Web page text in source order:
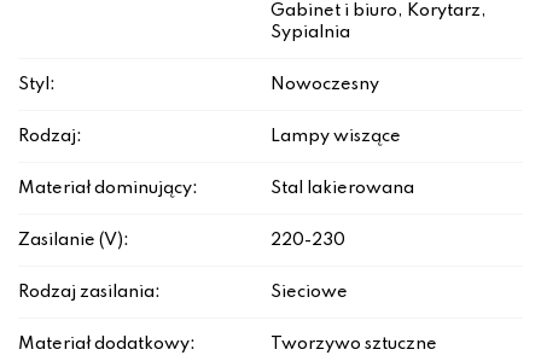
Gabinet i biuro, Korytarz,
Sypialnia
Styl: Nowoczesny
Rodzaj: Lampy wiszące
Materiał dominujący: Stal lakierowana
Zasilanie (V): 220-230
Rodzaj zasilania: Sieciowe
Materiał dodatkowy: Tworzywo sztuczne